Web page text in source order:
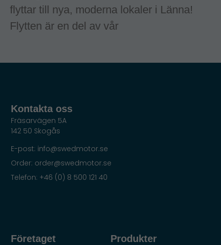
flyttar till nya, moderna lokaler i Länna!
Flytten är en del av vår
Produkter
Företaget
Kontakta oss
Fräsarvägen 5A
142 50 Skogås
E-post: info@swedmotor.se
Order: order@swedmotor.se
Telefon: +46 (0) 8 500 121 40